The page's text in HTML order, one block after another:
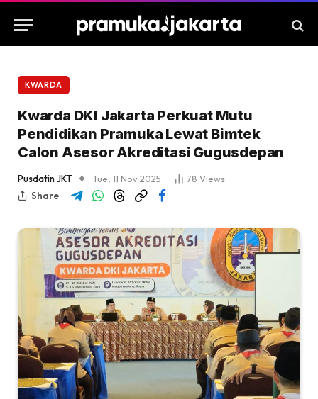
KWARDA
Kwarda DKI Jakarta Perkuat Mutu
Pendidikan Pramuka Lewat Bimtek
Calon Asesor Akreditasi Gugusdepan
Pusdatin JKT Tue, 11 Nov 2025 78 Views
Share